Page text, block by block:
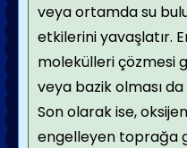
veya ortamda su
etkilerini yavaşlatır.
molekülleri çözmesi
veya bazik olması da
Son olarak ise,
engelleyen toprağa